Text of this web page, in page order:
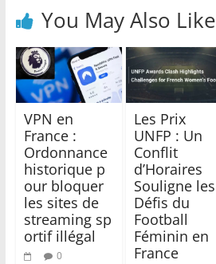
You May Also Like
VPN en
France :
Ordonnance
historique p
our bloquer
les sites de
streaming sp
ortif illégal
0
Les Prix
UNFP : Un
Conflit
d’Horaires
Souligne les
Défis du
Football
Féminin en
France